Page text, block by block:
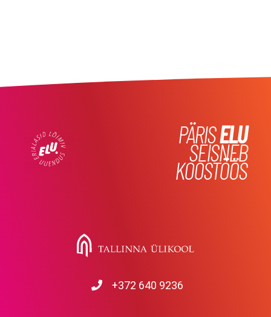
+372 640 9236
PÄRISELU
SEISNEB
KOOSTÖÖS